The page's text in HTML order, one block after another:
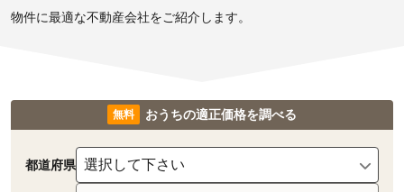
物件に最適な不動産会社をご紹介します。
おうちの適正価格を調べる
都道府県